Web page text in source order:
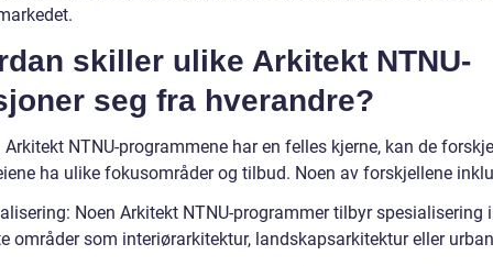
skiller ulike Arkitekt NTNU-
seg fra hverandre?
Arkitekt NTNU-programmene har en felles kjerne, kan de
ha ulike fokusområder og tilbud. Noen av forskjellene
Noen Arkitekt NTNU-programmer tilbyr spesialisering
områder som interiørarkitektur, landskapsarkitektur eller